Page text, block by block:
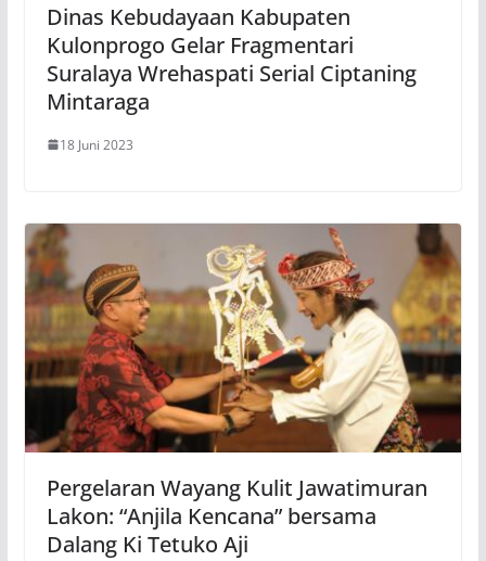
Dinas Kebudayaan Kabupaten
Kulonprogo Gelar Fragmentari
Suralaya Wrehaspati Serial Ciptaning
Mintaraga
18 Juni 2023
Pergelaran Wayang Kulit Jawatimuran
Lakon: “Anjila Kencana” bersama
Dalang Ki Tetuko Aji